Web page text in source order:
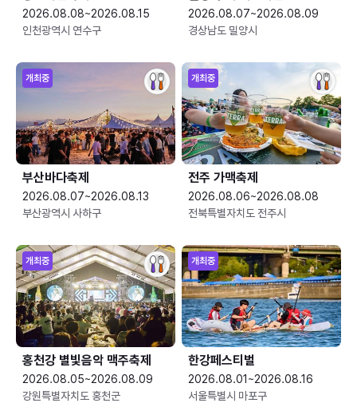
2026.08.08~2026.08.15
인천광역시 연수구
2026.08.07~2026.08.09
경상남도 밀양시
개최중
부산바다축제
2026.08.07~2026.08.13
부산광역시 사하구
개최중
전주 가맥축제
2026.08.06~2026.08.08
전북특별자치도 전주시
개최중
홍천강 별빛음악 맥주축제
2026.08.05~2026.08.09
강원특별자치도 홍천군
개최중
한강페스티벌
2026.08.01~2026.08.16
서울특별시 마포구